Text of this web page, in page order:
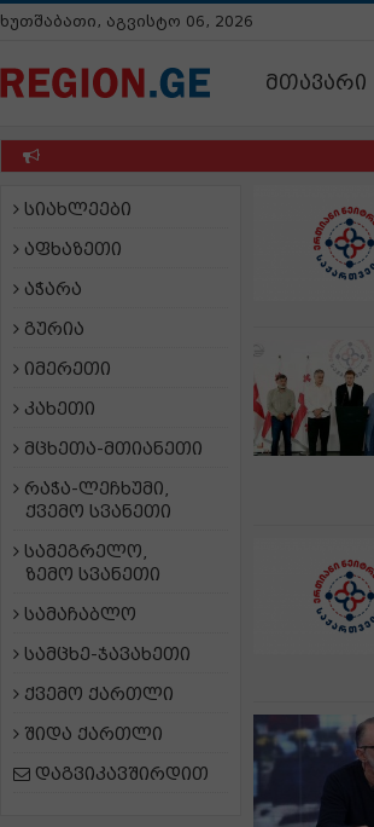
ხუთშაბათი, აგვისტო 06, 2026
მთავარი
სიახლეები
აფხაზეთი
აჭარა
გურია
იმერეთი
კახეთი
მცხეთა-მთიანეთი
რაჭა-ლეჩხუმი,
ქვემო სვანეთი
სამეგრელო,
ზემო სვანეთი
სამაჩაბლო
სამცხე-ჯავახეთი
ქვემო ქართლი
შიდა ქართლი
დაგვიკავშირდით